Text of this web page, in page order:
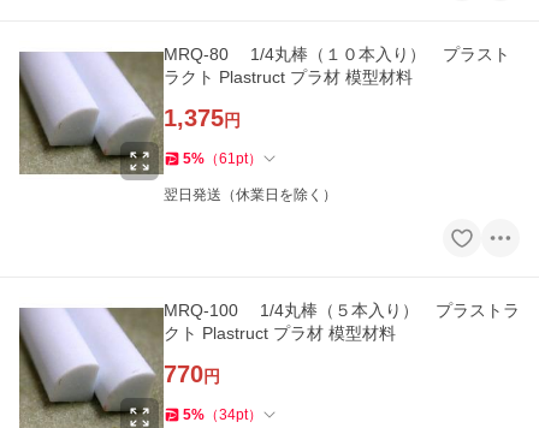
MRQ-80 1/4丸棒（１０本入り） プラスト
ラクト Plastruct プラ材 模型材料
1,375円
5% （61pt）
翌日発送（休業日を除く）
MRQ-100 1/4丸棒（５本入り） プラストラ
クト Plastruct プラ材 模型材料
770円
5% （34pt）